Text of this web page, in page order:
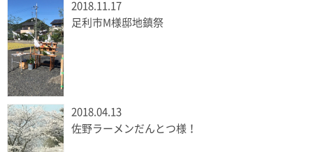
2018.11.17
足利市M様邸地鎮祭
2018.04.13
佐野ラーメンだんとつ様！